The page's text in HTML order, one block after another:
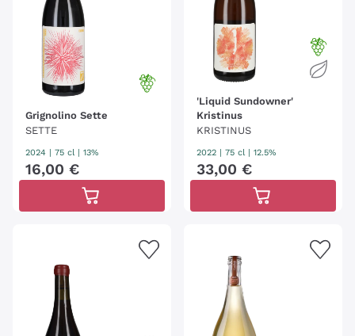
Grignolino Sette
SETTE
2024 | 75 cl | 13%
16,00 €
'Liquid Sundowner'
Kristinus
KRISTINUS
2022 | 75 cl | 12.5%
33,00 €